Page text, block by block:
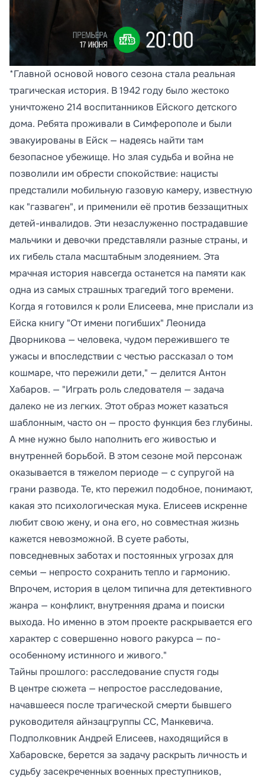
*Главной основой нового сезона стала реальная
трагическая история. В 1942 году было жестоко
уничтожено 214 воспитанников Ейского детского
дома. Ребята проживали в Симферополе и были
эвакуированы в Ейск — надеясь найти там
безопасное убежище. Но злая судьба и война не
позволили им обрести спокойствие: нацисты
предсталили мобильную газовую камеру, известную
как "газваген", и применили её против беззащитных
детей-инвалидов. Эти незаслуженно пострадавшие
мальчики и девочки представляли разные страны, и
их гибель стала масштабным злодеянием. Эта
мрачная история навсегда останется на памяти как
одна из самых страшных трагедий того времени.
Когда я готовился к роли Елисеева, мне прислали из
Ейска книгу "От имени погибших" Леонида
Дворникова — человека, чудом пережившего те
ужасы и впоследствии с честью рассказал о том
кошмаре, что пережили дети," — делится Антон
Хабаров. — "Играть роль следователя — задача
далеко не из легких. Этот образ может казаться
шаблонным, часто он — просто функция без глубины.
А мне нужно было наполнить его живостью и
внутренней борьбой. В этом сезоне мой персонаж
оказывается в тяжелом периоде — с супругой на
грани развода. Те, кто пережил подобное, понимают,
какая это психологическая мука. Елисеев искренне
любит свою жену, и она его, но совместная жизнь
кажется невозможной. В суете работы,
повседневных заботах и постоянных угрозах для
семьи — непросто сохранить тепло и гармонию.
Впрочем, история в целом типична для детективного
жанра — конфликт, внутренняя драма и поиски
выхода. Но именно в этом проекте раскрывается его
характер с совершенно нового ракурса — по-
особенному истинного и живого."
Тайны прошлого: расследование спустя годы
В центре сюжета — непростое расследование,
начавшееся после трагической смерти бывшего
руководителя айнзацгруппы СС, Манкевича.
Подполковник Андрей Елисеев, находящийся в
Хабаровске, берется за задачу раскрыть личность и
судьбу засекреченных военных преступников,